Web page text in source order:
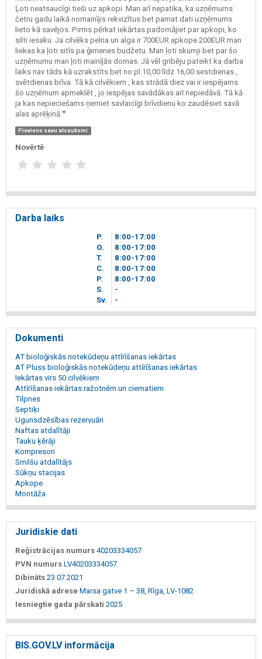
Ļoti neatsaucīgi tieši uz apkopi. Man arī nepatika, ka uzņēmums
četru gadu laikā nomainījis rekvizītus bet pamat dati uzņēmums
lieto kā savējos. Pirms pērkat iekārtas padomājiet par apkopi, ko
silti iesaku. Ja cilvēks pelna un alga ir 700EUR apkope 200EUR man
liekas ka ļoti sitīs pa ģimenes budžetu. Man ļoti skumji bet par šo
uzņēmumu man ļoti mainījās domas. Jā vēl gribēju pateikt ka darba
laiks nav tāds kā uzrakstīts bet no pl.10,00 līdz 16,00 sestdienas ,
svētdienas brīva. Tā kā cilvēkiem , kas strādā diez vai ir iespējams
šo uzņēmum apmeklēt , jo iespējas savādākas arī nepiedāvā. Tā kā
ja kas nepieciešams ņemiet savlaicīgi brīvdienu ko zaudēsiet savā
alas aprēķinā.❞
Pievieno savu atsauksmi
Novērtē
Darba laiks
P. 8 00-17 00
O.
8 00-17 00
T.
8 00-17 00
C.
8 00-17 00
P.
8 00-17 00
S.
-
Sv.
-
Dokumenti
AT bioloģiskās notekūdeņu attīrīšanas iekārtas
AT Pluss bioloģiskās notekūdeņu attīrīšanas iekārtas
Iekārtas virs 50 cilvēkiem
Attīrīšanas iekārtas ražotnēm un ciematiem
Tilpnes
Septiķi
Ugunsdzēsības rezervuāri
Naftas atdalītāji
Tauku ķērāji
Kompresori
Smilšu atdalītājs
Sūkņu stacijas
Apkope
Montāža
Juridiskie dati
Reģistrācijas numurs 40203334057
PVN numurs LV40203334057
Dibināts 23.07.2021
Juridiskā adrese Marsa gatve 1 – 38, Rīga, LV-1082
Iesniegtie gada pārskati 2025
BIS.GOV.LV informācija